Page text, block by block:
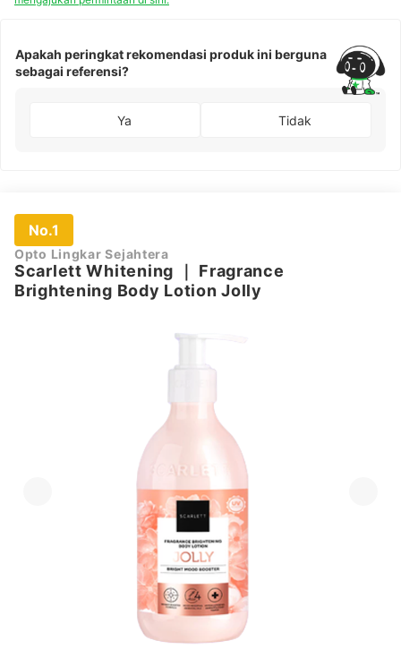
Apakah peringkat rekomendasi produk ini berguna
sebagai referensi?
Ya Tidak
No.1
Opto Lingkar Sejahtera
Scarlett Whitening
Fragrance
Brightening Body Lotion Jolly